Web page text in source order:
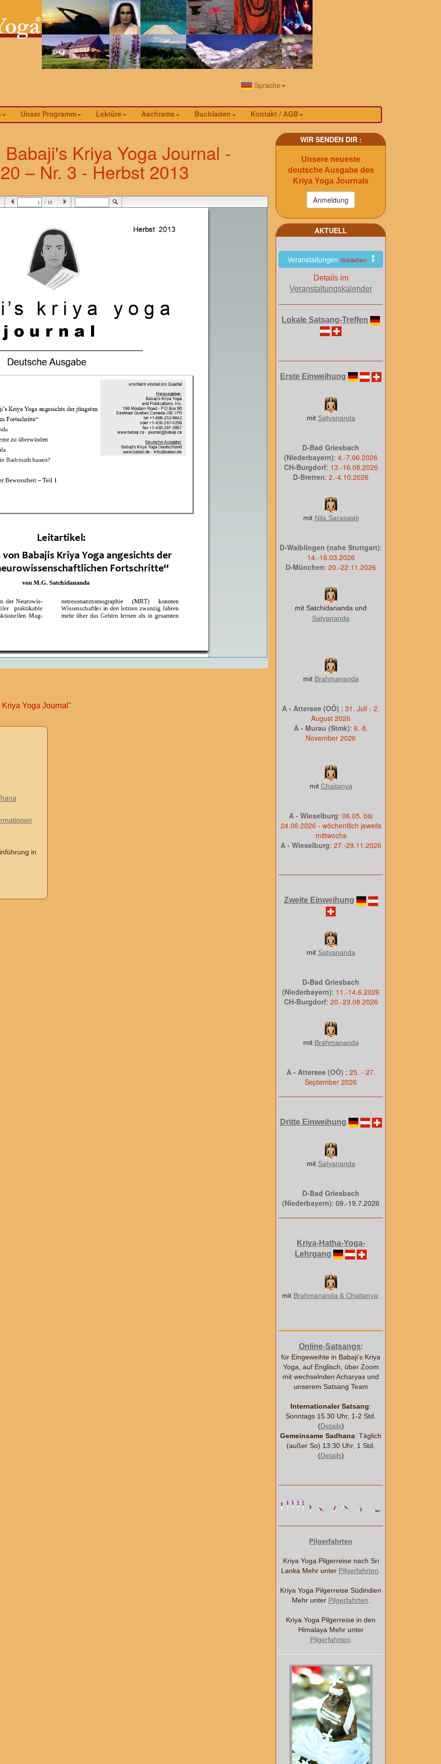
Sprache
Unser Programm Lektüre Aschrams Buchladen Kontakt / AGB
Kriya Yoga Journal -
– Nr. 3 - Herbst 2013
/ 19
Yoga Journal"
in
WIR SENDEN DIR :
Unsere neueste
deutsche Ausgabe des
Kriya Yoga Journals
AKTUELL
Veranstaltungen (Schließen)
Details im
Veranstaltungskalender
Lokale Satsang-Treffen
Erste Einweihung
mit Satyananda
D-Bad Griesbach
(Niederbayern): 4.-7.06.2026
CH-Burgdorf: 13.-16.08.2026
D-Bretten: 2.-4.10.2026
mit Nila Saraswati
D-Waiblingen (nahe Stuttgart):
14.-16.03.2026
D-München: 20.-22.11.2026
mit Satchidananda und
Satyananda
mit Brahmananda
A - Attersee (OÖ) : 31. Juli - 2.
August 2026
A - Murau (Stmk): 6.-8.
November 2026
mit Chaitanya
A - Wieselburg: 06.05. bis
24.06.2026 - wöchentlich jeweils
mittwochs
A - Wieselburg: 27.-29.11.2026
Zweite Einweihung
mit Satyananda
D-Bad Griesbach
(Niederbayern): 11.-14.6.2026
CH-Burgdorf: 20.-23.08.2026
mit Brahmananda
A - Attersee (OÖ) : 25. - 27.
September 2026
Dritte Einweihung
mit Satyananda
D-Bad Griesbach
(Niederbayern): 09.-19.7.2026
Kriya-Hatha-Yoga-
Lehrgang
mit Brahmananda & Chaitanya:
Online-Satsangs:
für Eingeweihte in Babaji's Kriya
Yoga, auf Englisch, über Zoom
mit wechselnden Acharyas und
unserem Satsang Team
Internationaler Satsang:
Sonntags 15.30 Uhr, 1-2 Std.
(Details)
Gemeinsame Sadhana: Täglich
(außer So) 13:30 Uhr, 1 Std.
(Details)
Pilgerfahrten
Kriya Yoga Pilgerreise nach Sri
Lanka Mehr unter Pilgerfahrten.
Kriya Yoga Pilgerreise Südindien
Mehr unter Pilgerfahrten.
Kriya Yoga Pilgerreise in den
Himalaya Mehr unter
Pilgerfahrten.